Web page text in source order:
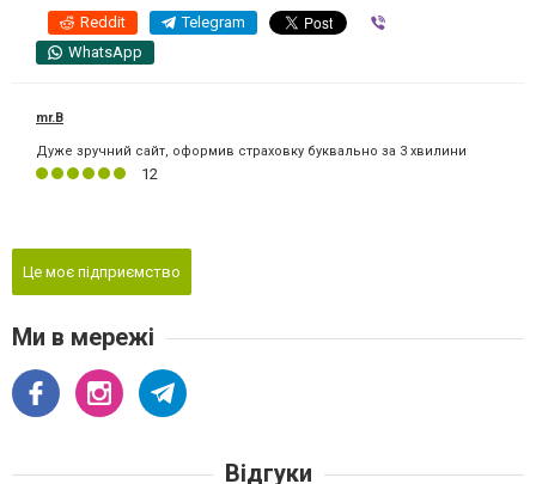
Reddit Telegram
WhatsApp
mr.B
Дуже зручний сайт, оформив страховку буквально за 3 хвилини
12
Це моє підприємство
Ми в мережі
Відгуки